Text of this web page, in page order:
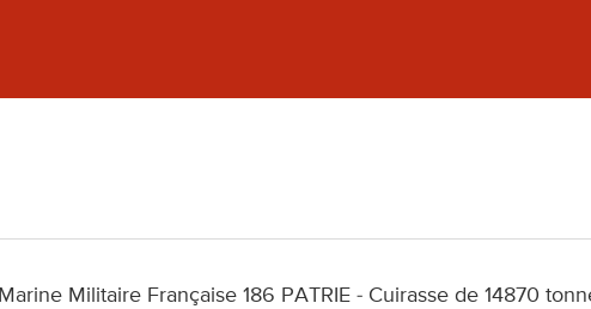
Marine Militaire Française 186 PATRIE - Cuirasse de 14870